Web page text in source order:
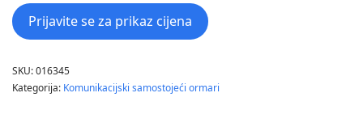
Prijavite se za prikaz cijena
SKU:016345
Kategorija: Komunikacijski samostojeći ormari